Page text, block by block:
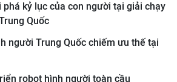
phá kỷ lục của con người tại giải chạy
Quốc
người Trung Quốc chiếm ưu thế tại
robot hình người toàn cầu